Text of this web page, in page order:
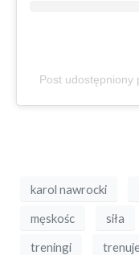
Post udostępniony
karol nawrocki
męskośc siła
treningi